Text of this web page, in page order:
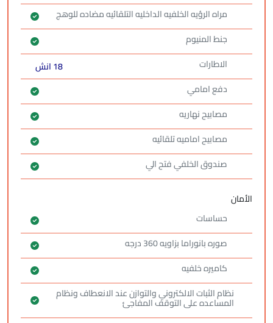
مراه الرؤيه الخلفيه الداخليه التلقائيه مضاده للوهج
جنط المنيوم
الاطارات
18 انش
دفع امامي
مصابيح نهاريه
مصابيح اماميه تلقائيه
صندوق الخلفي فتح الي
الأمان
حساسات
صوره بانوراما بزاويه 360 درجه
كاميره خلفيه
نظام الثبات الالكتروني والتوازن عند الانعطاف ونظام
المساعده على التوقف المفاجئ